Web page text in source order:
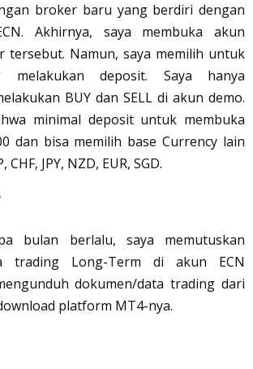
broker baru yang berdiri dengan
Akhirnya, saya membuka akun
tersebut. Namun, saya memilih untuk
melakukan deposit. Saya hanya
BUY dan SELL di akun demo.
minimal deposit untuk membuka
dan bisa memilih base Currency lain
JPY, NZD, EUR, SGD.
bulan berlalu, saya memutuskan
trading Long-Term di akun ECN
dokumen/data trading dari
platform MT4-nya.